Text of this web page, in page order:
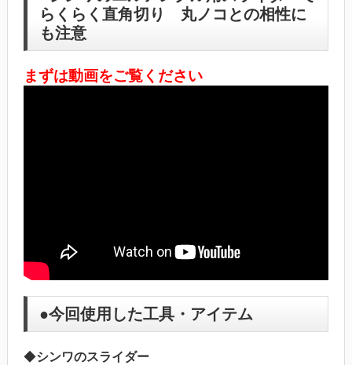
らくらく直角切り 丸ノコとの相性に
も注意
まずは動画をご覧ください
●今回使用した工具・アイテム
◆シンワのスライダー